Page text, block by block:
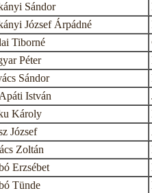
Sándor
József Árpádné
Tiborné
Péter
Sándor
István
Károly
József
Zoltán
Erzsébet
Tünde